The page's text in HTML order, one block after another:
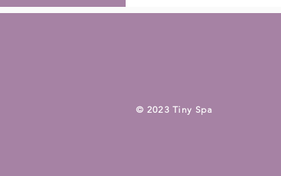
​© 2023 Tiny Spa